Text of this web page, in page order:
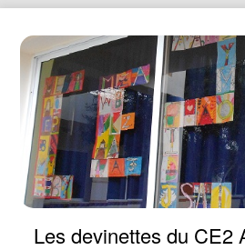
Les devinettes du CE2